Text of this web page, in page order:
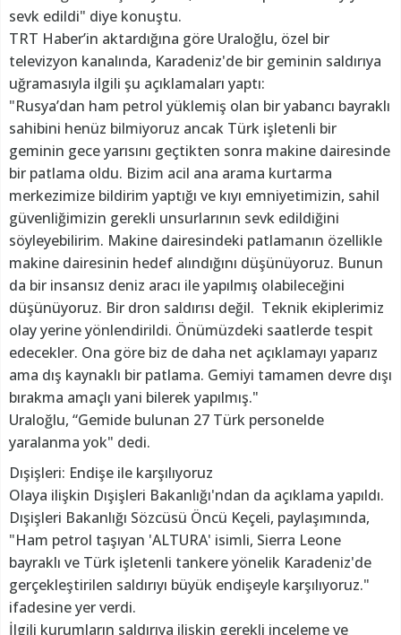
sevk edildi" diye konuştu.
TRT Haber’in aktardığına göre Uraloğlu, özel bir
televizyon kanalında, Karadeniz'de bir geminin saldırıya
uğramasıyla ilgili şu açıklamaları yaptı:
"Rusya’dan ham petrol yüklemiş olan bir yabancı bayraklı
sahibini henüz bilmiyoruz ancak Türk işletenli bir
geminin gece yarısını geçtikten sonra makine dairesinde
bir patlama oldu. Bizim acil ana arama kurtarma
merkezimize bildirim yaptığı ve kıyı emniyetimizin, sahil
güvenliğimizin gerekli unsurlarının sevk edildiğini
söyleyebilirim. Makine dairesindeki patlamanın özellikle
makine dairesinin hedef alındığını düşünüyoruz. Bunun
da bir insansız deniz aracı ile yapılmış olabileceğini
düşünüyoruz. Bir dron saldırısı değil. Teknik ekiplerimiz
olay yerine yönlendirildi. Önümüzdeki saatlerde tespit
edecekler. Ona göre biz de daha net açıklamayı yaparız
ama dış kaynaklı bir patlama. Gemiyi tamamen devre dışı
bırakma amaçlı yani bilerek yapılmış."
Uraloğlu, “Gemide bulunan 27 Türk personelde
yaralanma yok" dedi.
Dışişleri: Endişe ile karşılıyoruz
Olaya ilişkin Dışişleri Bakanlığı'ndan da açıklama yapıldı.
Dışişleri Bakanlığı Sözcüsü Öncü Keçeli, paylaşımında,
"Ham petrol taşıyan 'ALTURA' isimli, Sierra Leone
bayraklı ve Türk işletenli tankere yönelik Karadeniz'de
gerçekleştirilen saldırıyı büyük endişeyle karşılıyoruz."
ifadesine yer verdi.
İlgili kurumların saldırıya ilişkin gerekli inceleme ve